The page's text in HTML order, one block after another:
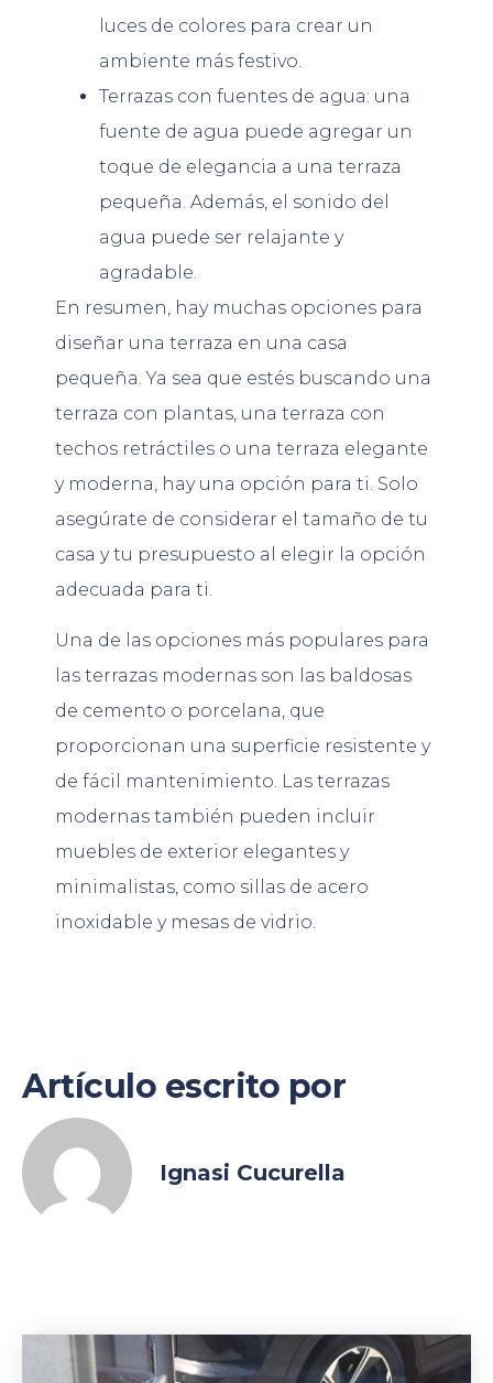
luces de colores para crear un
ambiente más festivo.
Terrazas con fuentes de agua: una
fuente de agua puede agregar un
toque de elegancia a una terraza
pequeña. Además, el sonido del
agua puede ser relajante y
agradable.
En resumen, hay muchas opciones para
diseñar una terraza en una casa
pequeña. Ya sea que estés buscando una
terraza con plantas, una terraza con
techos retráctiles o una terraza elegante
y moderna, hay una opción para ti. Solo
asegúrate de considerar el tamaño de tu
casa y tu presupuesto al elegir la opción
adecuada para ti.
Una de las opciones más populares para
las terrazas modernas son las baldosas
de cemento o porcelana, que
proporcionan una superficie resistente y
de fácil mantenimiento. Las terrazas
modernas también pueden incluir
muebles de exterior elegantes y
minimalistas, como sillas de acero
inoxidable y mesas de vidrio.
Artículo escrito por
Ignasi Cucurella